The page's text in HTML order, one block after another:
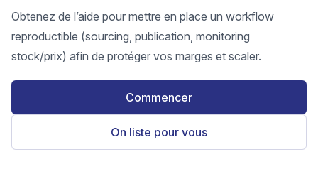
Obtenez de l’aide pour mettre en place un workflow
reproductible (sourcing, publication, monitoring
stock/prix) afin de protéger vos marges et scaler.
Commencer
On liste pour vous